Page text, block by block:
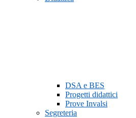
DSA e BES
Progetti didattici
Prove Invalsi
Segreteria